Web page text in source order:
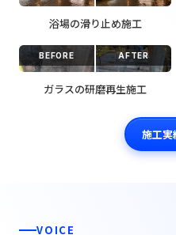
浴場の滑り止め施工
BEFORE AFTER
ガラスの研磨再生施工
施工実
VOICE